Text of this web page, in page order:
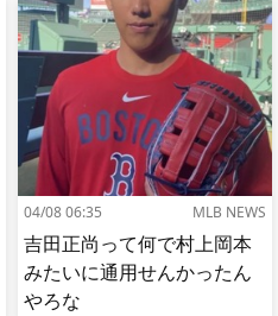
04/08 06:35 MLB NEWS
吉田正尚って何で村上岡本
みたいに通用せんかったん
やろな